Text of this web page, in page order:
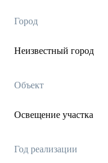
Город
Неизвестный город
Объект
Освещение участка
Год реализации